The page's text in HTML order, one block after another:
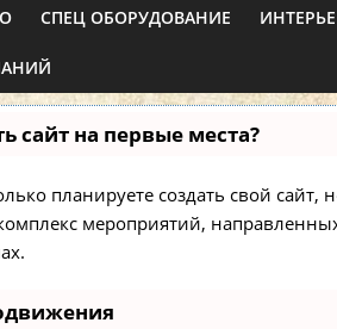
СПЕЦ ОБОРУДОВАНИЕ
сайт на первые места?
планируете создать свой сайт,
мероприятий,